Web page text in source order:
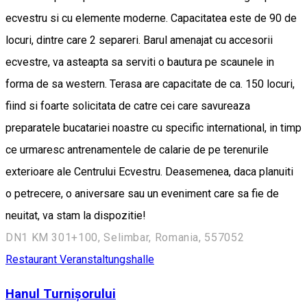
ecvestru si cu elemente moderne. Capacitatea este de 90 de
locuri, dintre care 2 separeri. Barul amenajat cu accesorii
ecvestre, va asteapta sa serviti o bautura pe scaunele in
forma de sa western. Terasa are capacitate de ca. 150 locuri,
fiind si foarte solicitata de catre cei care savureaza
preparatele bucatariei noastre cu specific international, in timp
ce urmaresc antrenamentele de calarie de pe terenurile
exterioare ale Centrului Ecvestru. Deasemenea, daca planuiti
o petrecere, o aniversare sau un eveniment care sa fie de
neuitat, va stam la dispozitie!
DN1 KM 301+100, Selimbar, Romania, 557052
Restaurant Veranstaltungshalle
Hanul Turnișorului